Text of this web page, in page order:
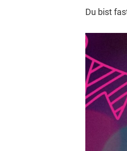
Du bist